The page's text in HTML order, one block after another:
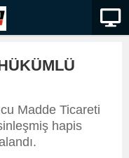
Madde Ticareti
hapis